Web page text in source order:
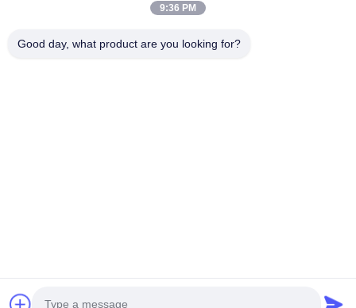
Σχετικά Με Εμάς
Γύρος Εργοστασίων
Ποιοτικός Έλεγχος
Control System Co., Ltd.. . Διατηρούνται όλα τα πνευματικά δικαιώματα.
9:36 PM
Good day, what product are you looking for?